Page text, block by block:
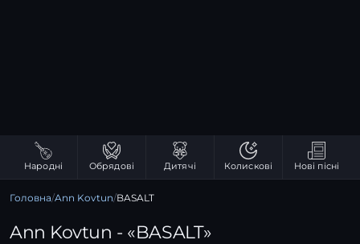
Народні Обрядові Дитячі Колискові Нові пісні
Головна/Ann Kovtun/BASALT
Ann Kovtun - «BASALT»